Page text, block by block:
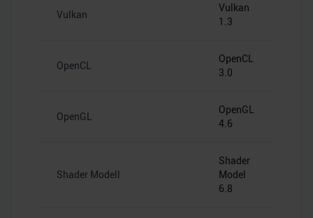
Vulkan
Vulkan
1.3
OpenCL
OpenCL
3.0
OpenGL
OpenGL
4.6
Shader Modell
Shader
Model
6.8